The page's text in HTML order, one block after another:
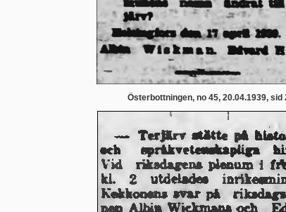
Österbottningen, no 45, 20.04.1939, sid